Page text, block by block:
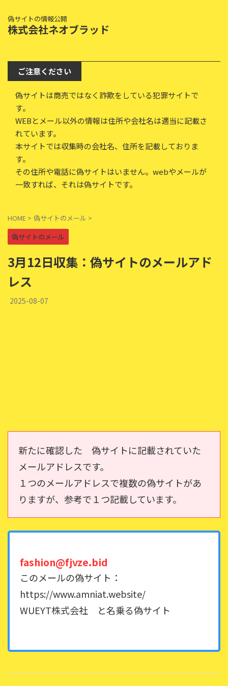
偽サイトの情報公開
株式会社ネオブラッド
ご注意ください
偽サイトは商売ではなく詐欺をしている犯罪サイトで
す。
WEBとメール以外の情報は住所や会社名は適当に記載さ
れています。
本サイトでは収集時の会社名、住所を記載しておりま
す。
その住所や電話に偽サイトはいません。webやメールが
一致すれば、それは偽サイトです。
HOME > 偽サイトのメール >
偽サイトのメール
3月12日収集：偽サイトのメールアド
レス
2025-08-07
新たに確認した 偽サイトに記載されていた
メールアドレスです。
１つのメールアドレスで複数の偽サイトがあ
りますが、参考で１つ記載しています。
fashion@fjvze.bid
このメールの偽サイト：
https://www.amniat.website/
WUEYT株式会社 と名乗る偽サイト